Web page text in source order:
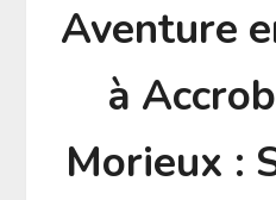
Aventure
à
Morieux :